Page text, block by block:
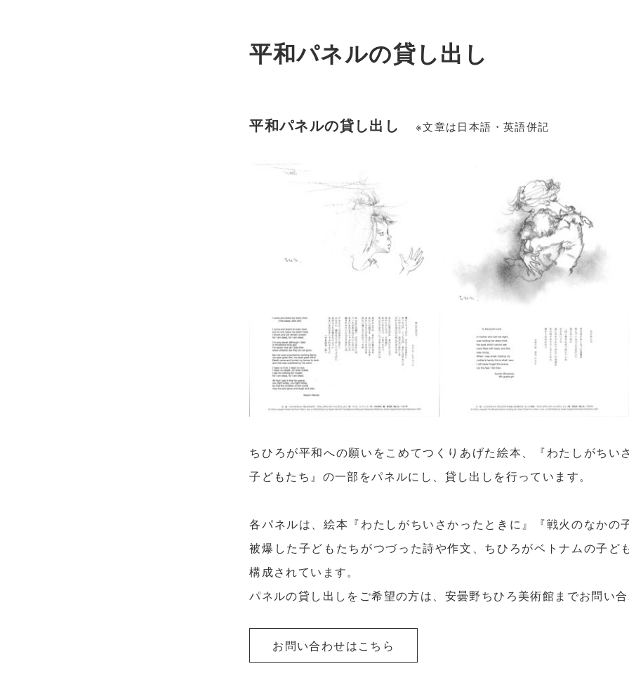
平和パネルの貸し出し
平和パネルの貸し出し ※文章は日本語・英語併記
ちひろが平和への願いをこめてつくりあげた絵本、『わたしがちい
子どもたち』の一部をパネルにし、貸し出しを行っています。
各パネルは、絵本『わたしがちいさかったときに』『戦火のなかの
被爆した子どもたちがつづった詩や作文、ちひろがベトナムの子ど
構成されています。
パネルの貸し出しをご希望の方は、安曇野ちひろ美術館までお問い合
お問い合わせはこちら